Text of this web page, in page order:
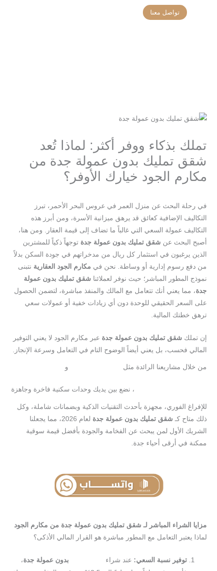
تواصل معنا
تملك بذكاء ووفر أكثر: لماذا تُعد
شقق تمليك بدون عمولة جدة من
مكارم الجود خيارك الأوفر؟
في رحلة البحث عن منزل العمر في عروس البحر الأحمر، تبرز
التكاليف الإضافية كعائق قد يرهق ميزانية الأسرة، ومن أبرز هذه
التكاليف عمولة السعي التي غالباً ما تضاف إلى قيمة العقار. ومن هنا،
أصبح البحث عن شقق تمليك بدون عمولة جدة توجهاً ذكياً للمشترين
الذين يرغبون في استثمار كل ريال من مدخراتهم في جودة السكن بدلاً
من دفع رسوم إدارية أو وساطة. نحن في مكارم الجود العقارية نتبنى
نموذج المطور المباشر؛ حيث نوفر لعملائنا شقق تمليك بدون عمولة
جدة، مما يعني أنك تتعامل مع المالك والمنفذ مباشرة، لتضمن الحصول
على السعر الحقيقي للوحدة دون أي زيادات خفية أو عمولات سعي
ترهق خطتك المالية.
إن تملك شقق تمليك بدون عمولة جدة عبر مكارم الجود لا يعني التوفير
المالي فحسب، بل يعني أيضاً الوضوح التام في التعامل وسرعة الإنجاز.
من خلال مشاريعنا الرائدة مثل و
، نضع بين يديك وحدات سكنية فاخرة وجاهزة
للإفراغ الفوري، مجهزة بأحدث التقنيات الذكية وبضمانات شاملة، وكل
ذلك متاح كـ شقق تمليك بدون عمولة جدة
لعام 2026، مما يجعلنا
الشريك الأول لمن يبحث عن الفخامة والجودة بأفضل قيمة سوقية
ممكنة في أرقى أحياء جدة.
مزايا الشراء المباشر لـ شقق تمليك بدون عمولة جدة من مكارم الجود
لماذا يعتبر التعامل مع المطور مباشرة هو القرار المالي الأذكى؟
توفير نسبة السعي: عند شراء بدون عمولة جدة،